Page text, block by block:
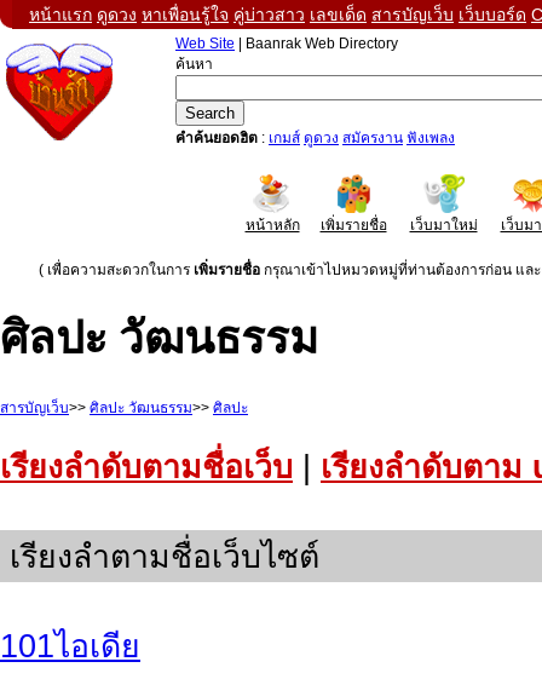
หน้าแรก ดูดวง หาเพื่อนรู้ใจ คู่บ่าวสาว เลขเด็ด สารบัญเว็บ เว็บบอร์ด
Web Site | Baanrak Web Directory
ค้นหา
คำค้นยอดฮิต : เกมส์ ดูดวง สมัครงาน ฟังเพลง
หน้าหลัก เพิ่มรายชื่อ เว็บมาใหม่ เว็บม
( เพื่อความสะดวกในการ เพิ่มรายชื่อ กรุณาเข้าไปหมวดหมู่ที่ท่านต้องการก่อน แล
ศิลปะ วัฒนธรรม
สารบัญเว็บ>> ศิลปะ วัฒนธรรม>> ศิลปะ
เรียงลำดับตามชื่อเว็บ เรียงลำดับตาม
เรียงลำตามชื่อเว็บไซต์
101ไอเดีย